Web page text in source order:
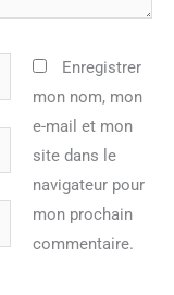
Enregistrer
mon nom, mon
e-mail et mon
site dans le
navigateur pour
mon prochain
commentaire.